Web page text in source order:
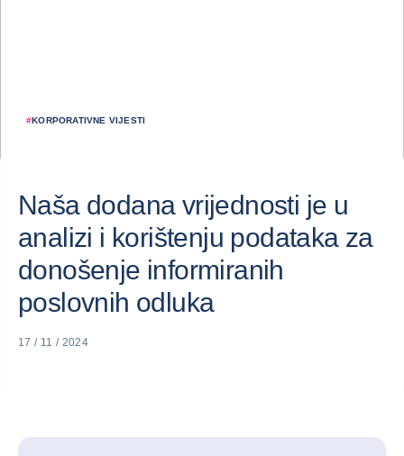
#KORPORATIVNE VIJESTI
Naša dodana vrijednosti je u
analizi i korištenju podataka za
donošenje informiranih
poslovnih odluka
17 / 11 / 2024